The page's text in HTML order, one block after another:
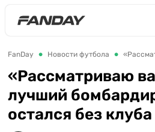
Англия
Испания
Германия
Италия
FanDay Новости футбола
«Рассматриваю
лучший
остался без клуба